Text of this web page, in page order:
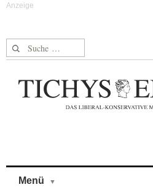
Suche nach:
Menü